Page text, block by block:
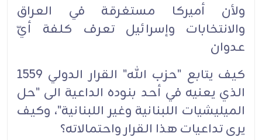
ولأن أميركا مستغرقة في العراق
والانتخابات وإسرائيل تعرف كلفة أيّ
عدوان‏
كيف يتابع "حزب الله" القرار الدولي 1559
الذي يعنيه في أحد بنوده الداعية الى "حل
الميليشيات اللبنانية وغير اللبنانية"، وكيف
يرى تداعيات هذا القرار واحتمالاته؟‏